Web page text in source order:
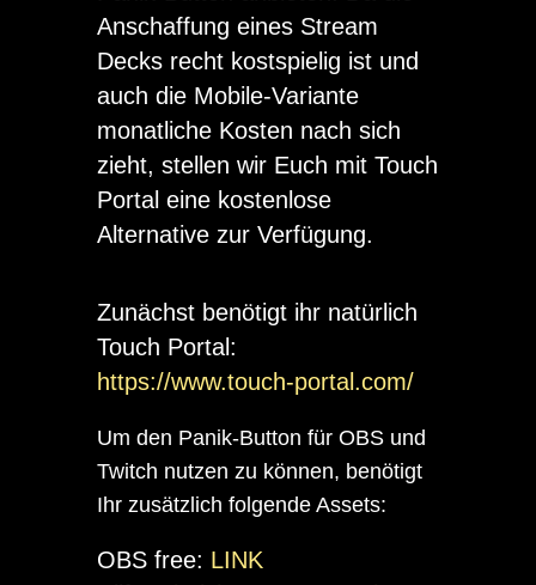
Anschaffung eines Stream
Decks recht kostspielig ist und
auch die Mobile-Variante
monatliche Kosten nach sich
zieht, stellen wir Euch mit Touch
Portal eine kostenlose
Alternative zur Verfügung.
Zunächst benötigt ihr natürlich
Touch Portal:
https://www.touch-portal.com/
Um den Panik-Button für OBS und
Twitch nutzen zu können, benötigt
Ihr zusätzlich folgende Assets:
OBS free: LINK